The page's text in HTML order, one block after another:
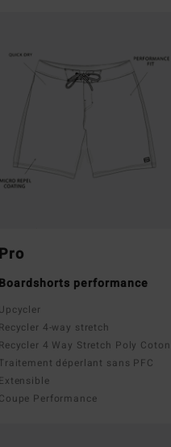
Pro
Boardshorts performance
Upcycler
Recycler 4-way stretch
Recycler 4 Way Stretch Poly Coton
Traitement déperlant sans PFC
Extensible
Coupe Performance